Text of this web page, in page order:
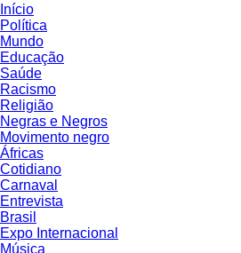
Início
Política
Mundo
Educação
Saúde
Racismo
Religião
Negras e Negros
Movimento negro
Áfricas
Cotidiano
Carnaval
Entrevista
Brasil
Expo Internacional
Música